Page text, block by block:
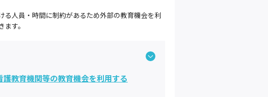
る人員・時間に制約があるため外部の教育機会を利
す。
教育機関等の教育機会を利用する